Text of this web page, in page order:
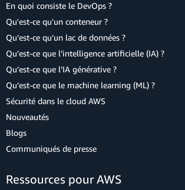
En quoi consiste le DevOps ?
Qu'est-ce qu'un conteneur ?
Qu’est-ce qu’un lac de données ?
Qu’est-ce que l’intelligence artificielle (IA) ?
Qu’est-ce que l’IA générative ?
Qu’est-ce que le machine learning (ML) ?
Sécurité dans le cloud AWS
Nouveautés
Blogs
Communiqués de presse
Ressources pour AWS